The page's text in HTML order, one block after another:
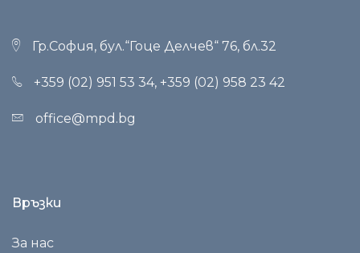
Гр.София, бул.“Гоце Делчев“ 76, бл.32
+359 (02) 951 53 34, +359 (02) 958 23 42
office@mpd.bg
Връзки
За нас